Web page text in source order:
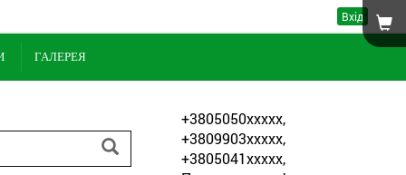
Вхід
ГАЛЕРЕЯ
+3805050xxxxx,
+3809903xxxxx,
+3805041xxxxx,